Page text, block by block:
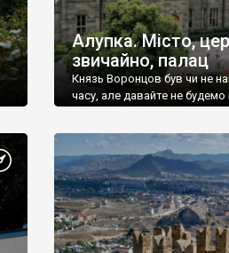
Алупка. Місто,
звичайно, палац
Князь Воронцов був чи не
часу, але давайте не